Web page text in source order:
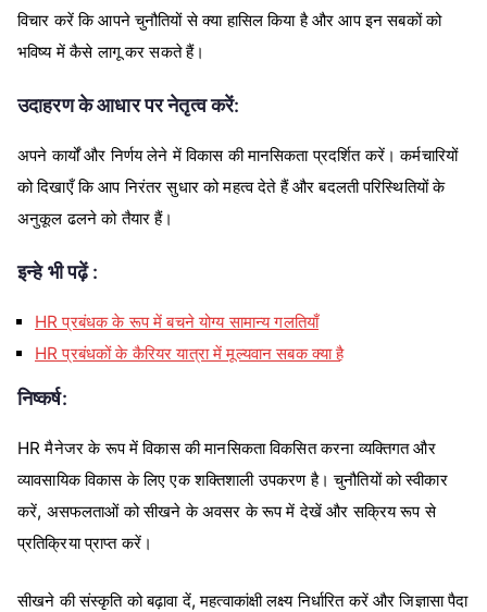
विचार करें कि आपने चुनौतियों से क्या हासिल किया है और आप इन सबकों को
भविष्य में कैसे लागू कर सकते हैं।
उदाहरण के आधार पर नेतृत्व करें:
अपने कार्यों और निर्णय लेने में विकास की मानसिकता प्रदर्शित करें। कर्मचारियों
को दिखाएँ कि आप निरंतर सुधार को महत्व देते हैं और बदलती परिस्थितियों के
अनुकूल ढलने को तैयार हैं।
इन्हे भी पढ़ें :
HR प्रबंधक के रूप में बचने योग्य सामान्य गलतियाँ
HR प्रबंधकों के कैरियर यात्रा में मूल्यवान सबक क्या है
निष्कर्ष:
HR मैनेजर के रूप में विकास की मानसिकता विकसित करना व्यक्तिगत और
व्यावसायिक विकास के लिए एक शक्तिशाली उपकरण है। चुनौतियों को स्वीकार
करें, असफलताओं को सीखने के अवसर के रूप में देखें और सक्रिय रूप से
प्रतिक्रिया प्राप्त करें।
सीखने की संस्कृति को बढ़ावा दें, महत्वाकांक्षी लक्ष्य निर्धारित करें और जिज्ञासा पैदा